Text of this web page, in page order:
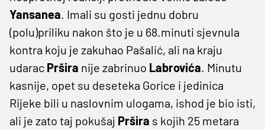
Yansanea. Imali su gosti jednu dobru
(polu)priliku nakon što je u 68.minuti sjevnula
kontra koju je zakuhao Pašalić, ali na kraju
udarac Pršira nije zabrinuo Labrovića. Minutu
kasnije, opet su deseteka Gorice i jedinica
Rijeke bili u naslovnim ulogama, ishod je bio isti,
ali je zato taj pokušaj Pršira s kojih 25 metara